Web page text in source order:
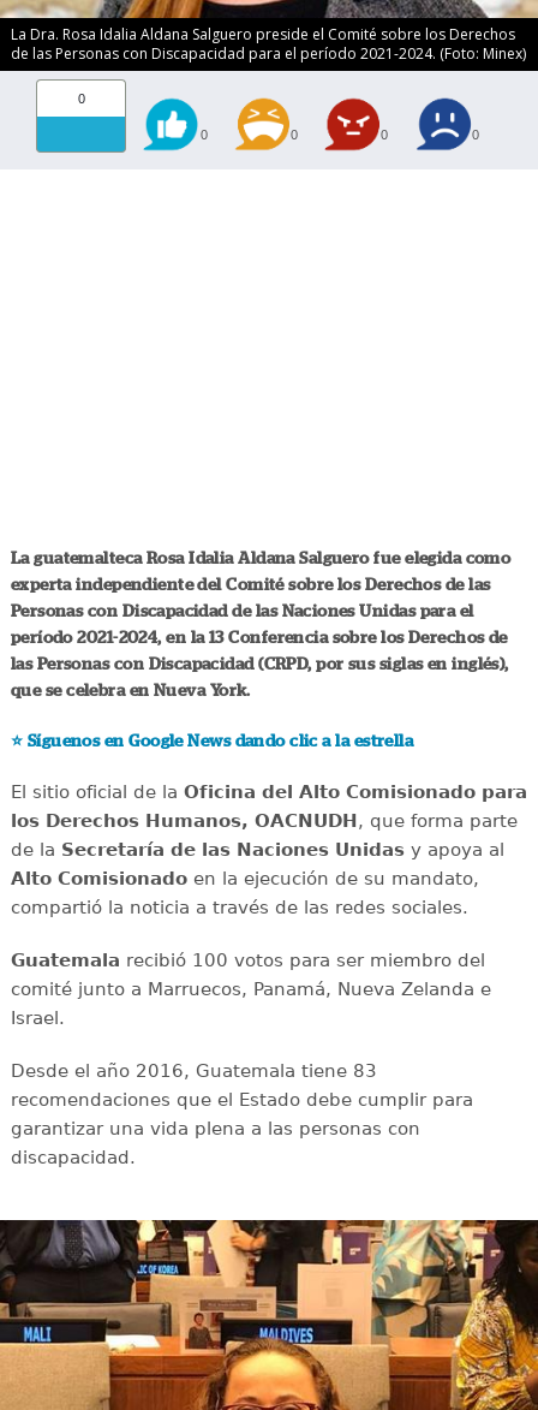
La Dra. Rosa Idalia Aldana Salguero preside el Comité sobre los Derechos
de las Personas con Discapacidad para el período 2021-2024. (Foto: Minex)
0
0 0 0 0
La guatemalteca Rosa Idalia Aldana Salguerofue elegida como
experta independiente delComité sobre los Derechos de las
Personas con Discapacidadde las Naciones Unidaspara el
período 2021-2024, en la 13 Conferencia sobre los Derechos de
las Personas con Discapacidad (CRPD, por sus siglas en inglés),
que se celebra en Nueva York.
⭐️ Síguenos en Google News dando clic a la estrella
El sitio oficial de la Oficina del Alto Comisionado para
los Derechos Humanos, OACNUDH, que forma parte
de la Secretaría de las Naciones Unidas y apoya al
Alto Comisionadoen la ejecución de su mandato,
compartió la noticia a través de las redes sociales.
Guatemala recibió 100 votos para ser miembro del
comité junto a Marruecos, Panamá, Nueva Zelanda e
Israel.
Desde el año 2016, Guatemala tiene 83
recomendaciones que el Estado debe cumplir para
garantizar una vida plena a las personas con
discapacidad.